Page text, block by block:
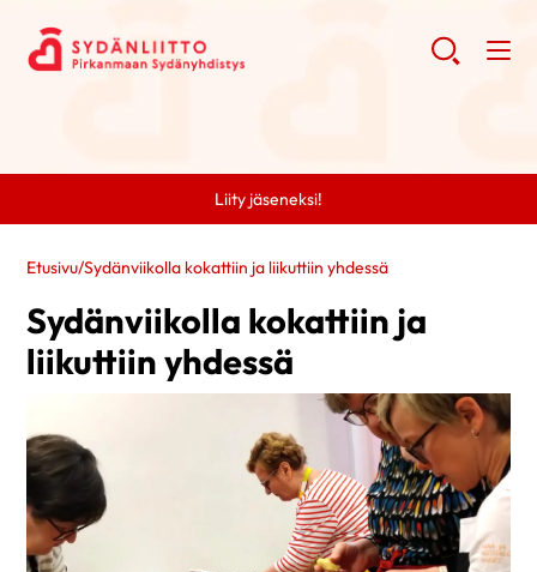
Liity jäseneksi!
Etusivu/Sydänviikolla kokattiin ja liikuttiin yhdessä
Sydänviikolla kokattiin ja
liikuttiin yhdessä